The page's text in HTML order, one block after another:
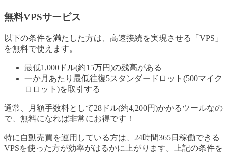
無料VPSサービス
以下の条件を満たした方は、高速接続を実現させる「VPS」
を無料で使えます。
最低1,000ドル(約15万円)の残高がある
一か月あたり最低往復5スタンダードロット(500マイク
ロロット)を取引する
通常、月額手数料として28ドル(約4,200円)かかるツールなの
で、無料になれば非常にお得です！
特に自動売買を運用している方は、24時間365日稼働できる
VPSを使った方が効率がはるかに上がります。上記の条件を